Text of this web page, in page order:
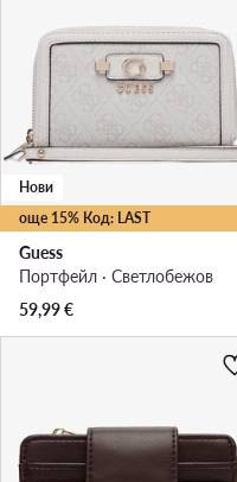
още 15% Код: LAST
Нови
Guess
Портфейл · Светлобежов
59,99€